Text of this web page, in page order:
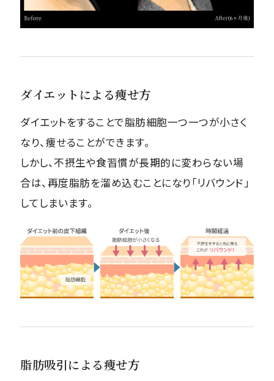
ダイエットによる痩せ方
ダイエットをすることで脂肪細胞一つ一つが小さく
なり、痩せることができます。
しかし、不摂生や食習慣が長期的に変わらない場
合は、再度脂肪を溜め込むことになり「リバウンド」
してしまいます。
脂肪吸引による痩せ方